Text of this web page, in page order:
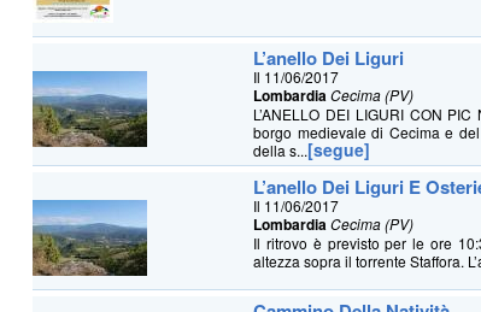
L’anello Dei Liguri
Il 11/06/2017
LombardiaCecima (PV)
L’ANELLO DEI LIGURI CON
borgo medievale di Cecima e
della s...[segue]
L’anello Dei Liguri E
Il 11/06/2017
LombardiaCecima (PV)
Il ritrovo è previsto per le ore
altezza sopra il torrente Staffora.